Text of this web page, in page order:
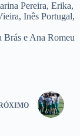
Pereira, Erika,
Inês Portugal,
e Ana Romeu